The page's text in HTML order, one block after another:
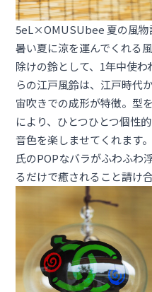
5eL×OMUSUbee 夏の風物
暑い夏に涼を運んでくれる
除けの鈴として、1年中使
らの江戸風鈴は、江戸時代
宙吹きでの成形が特徴。型
により、ひとつひとつ個性
音色を楽しませてくれます
氏のPOPなバラがふわふわ
るだけで癒されること請け合